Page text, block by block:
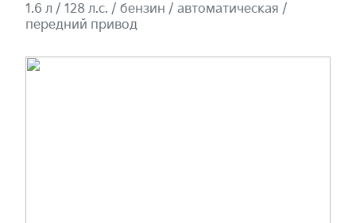
1.6 л / 128 л.c. / бензин / автоматическая /
передний привод